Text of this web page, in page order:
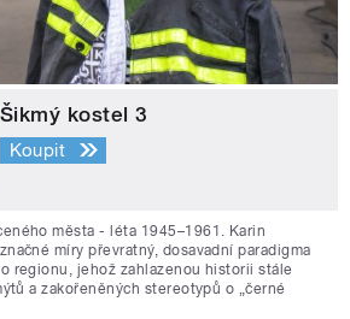
Šikmý kostel 3
Koupit
města - léta 1945–1961. Karin
míry převratný, dosavadní paradigma
regionu, jehož zahlazenou historii stále
a zakořeněných stereotypů o „černé